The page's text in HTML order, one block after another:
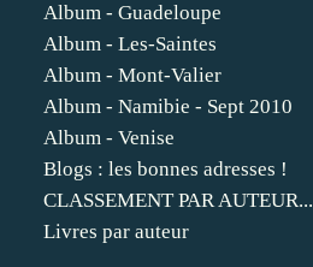
Album - Guadeloupe
Album - Les-Saintes
Album - Mont-Valier
Album - Namibie - Sept 2010
Album - Venise
Blogs : les bonnes adresses !
CLASSEMENT PAR AUTEUR...
Livres par auteur